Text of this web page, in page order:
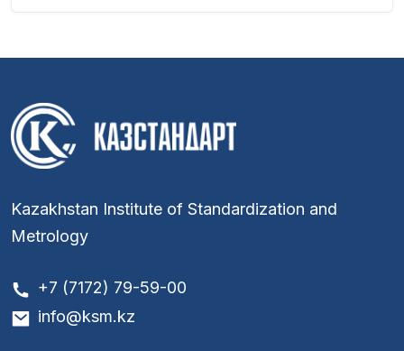
Kazakhstan Institute of Standardization and
Metrology
+7 (7172) 79-59-00
info@ksm.kz